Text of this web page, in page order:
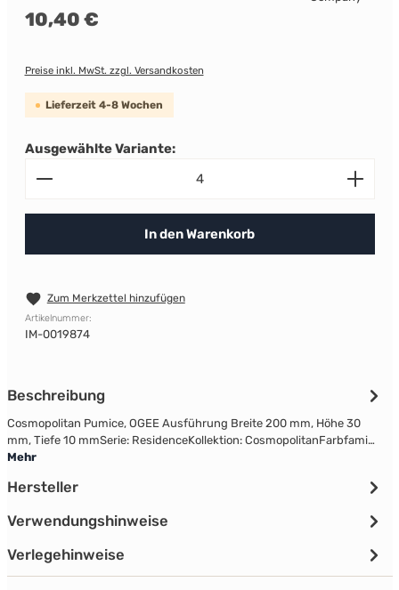
Regulärer Preis:
10,40 €
Preise inkl. MwSt. zzgl. Versandkosten
Lieferzeit 4-8 Wochen
Ausgewählte Variante:
Produkt Anzahl: Gib den gewünschten Wert ein
In den Warenkorb
Zum Merkzettel hinzufügen
Artikelnummer:
IM-0019874
Beschreibung
Cosmopolitan Pumice, OGEE Ausführung Breite 200 mm, Höhe 30
mm, Tiefe 10 mmSerie: ResidenceKollektion: CosmopolitanFarbfami…
Mehr
Hersteller
Verwendungshinweise
Verlegehinweise